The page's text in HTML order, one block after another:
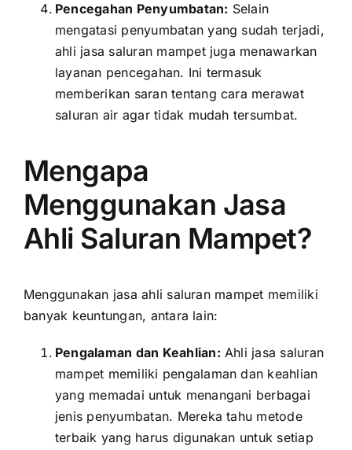
Pencegahan Penyumbatan: Selain
mengatasi penyumbatan yang sudah terjadi,
ahli jasa saluran mampet juga menawarkan
layanan pencegahan. Ini termasuk
memberikan saran tentang cara merawat
saluran air agar tidak mudah tersumbat.
Mengapa
Menggunakan Jasa
Ahli Saluran Mampet?
Menggunakan jasa ahli saluran mampet memiliki
banyak keuntungan, antara lain:
Pengalaman dan Keahlian: Ahli jasa saluran
mampet memiliki pengalaman dan keahlian
yang memadai untuk menangani berbagai
jenis penyumbatan. Mereka tahu metode
terbaik yang harus digunakan untuk setiap